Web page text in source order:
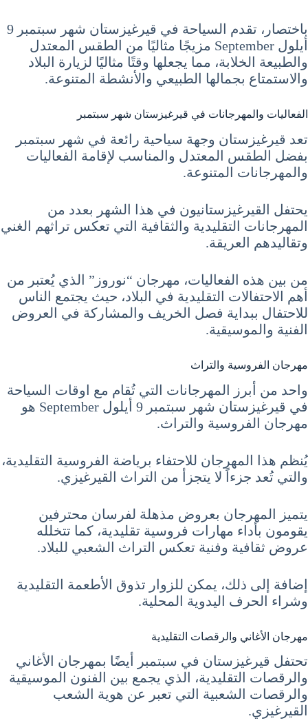
باختصار، تقدم السياحة في قيرغيزستان شهر سبتمبر 9
أيلول September مزيجًا مثاليًا من الطقس المعتدل
والطبيعة الخلابة، مما يجعلها وقتًا مثاليًا لزيارة البلاد
والاستمتاع بجمالها الطبيعي والأنشطة المتنوعة.
الفعاليات والمهرجانات في قيرغيزستان شهر سبتمبر
تعد قيرغيزستان وجهة سياحية رائعة في شهر سبتمبر
بفضل الطقس المعتدل والمناسب لإقامة الفعاليات
والمهرجانات المتنوعة.
يحتفل القيرغيزستانيون في هذا الشهر بعدد من
المهرجانات التقليدية والثقافية التي تعكس تراثهم الغني
وتقاليدهم العريقة.
من بين هذه الفعاليات، مهرجان “نوروز” الذي يُعتبر من
أهم الاحتفالات التقليدية في البلاد، حيث يجتمع الناس
للاحتفال ببداية فصل الخريف والمشاركة في العروض
الفنية والموسيقية.
مهرجان الفروسية والتراث
واحد من أبرز المهرجانات التي تُقام مع اوقات السياحة
في قيرغيزستان شهر سبتمبر 9 أيلول September هو
مهرجان الفروسية والتراث.
يُنظم هذا المهرجان للاحتفاء برياضة الفروسية التقليدية،
والتي تُعد جزءاً لا يتجزأ من التراث القيرغيزي.
يتميز المهرجان بعروض مذهلة لفرسان محترفين
يقومون بأداء مهارات فروسية تقليدية، كما تتخلله
عروض ثقافية وفنية تعكس التراث الشعبي للبلاد.
إضافة إلى ذلك، يمكن للزوار تذوق الأطعمة التقليدية
وشراء الحرف اليدوية المحلية.
مهرجان الأغاني والرقصات التقليدية
تحتفل قيرغيزستان في سبتمبر أيضًا بمهرجان الأغاني
والرقصات التقليدية، الذي يجمع بين الفنون الموسيقية
والرقصات الشعبية التي تعبر عن هوية الشعب
القيرغيزي.